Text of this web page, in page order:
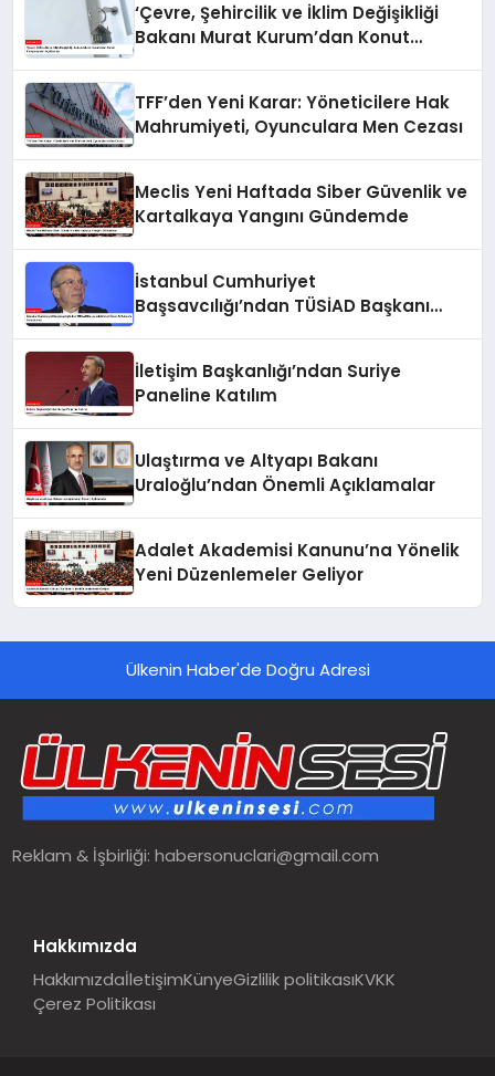
‘Çevre, Şehircilik ve İklim Değişikliği
Bakanı Murat Kurum’dan Konut
TFF’den Yeni Karar: Yöneticilere Hak
Mahrumiyeti, Oyunculara Men Cezası
Meclis Yeni Haftada Siber Güvenlik ve
Kartalkaya Yangını Gündemde
İstanbul Cumhuriyet
Başsavcılığı’ndan TÜSİAD Başkanı
İletişim Başkanlığı’ndan Suriye
Paneline Katılım
Ulaştırma ve Altyapı Bakanı
Uraloğlu’ndan Önemli Açıklamalar
Adalet Akademisi Kanunu’na Yönelik
Yeni Düzenlemeler Geliyor
Ülkenin Haber'de Doğru Adresi
Reklam & İşbirliği:habersonuclari@gmail.com
Hakkımızda
HakkımızdaİletişimKünyeGizlilik politikasıKVKK
Çerez Politikası